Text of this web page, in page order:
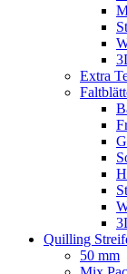
Extra
Quilling
50 mm